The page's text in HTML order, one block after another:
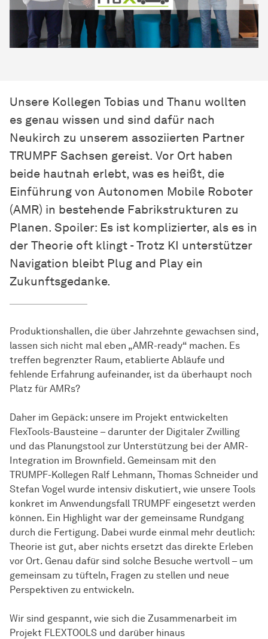
Unsere Kollegen Tobias und Thanu wollten
es genau wissen und sind dafür nach
Neukirch zu unserem assoziierten Partner
TRUMPF Sachsen gereist. Vor Ort haben
beide hautnah erlebt, was es heißt, die
Einführung von Autonomen Mobile Roboter
(AMR) in bestehende Fabrikstrukturen zu
Planen. Spoiler: Es ist komplizierter, als es in
der Theorie oft klingt - Trotz KI unterstützer
Navigation bleibt Plug and Play ein
Zukunftsgedanke.
Produktionshallen, die über Jahrzehnte gewachsen sind,
lassen sich nicht mal eben „AMR-ready“ machen. Es
treffen begrenzter Raum, etablierte Abläufe und
fehlende Erfahrung aufeinander, ist da überhaupt noch
Platz für AMRs?
Daher im Gepäck: unsere im Projekt entwickelten
FlexTools-Bausteine – darunter der Digitaler Zwilling
und das Planungstool zur Unterstützung bei der AMR-
Integration im Brownfield. Gemeinsam mit den
TRUMPF-Kollegen Ralf Lehmann, Thomas Schneider und
Stefan Vogel wurde intensiv diskutiert, wie unsere Tools
konkret im Anwendungsfall TRUMPF eingesetzt werden
können. Ein Highlight war der gemeinsame Rundgang
durch die Fertigung. Dabei wurde einmal mehr deutlich:
Theorie ist gut, aber nichts ersetzt das direkte Erleben
vor Ort. Genau dafür sind solche Besuche wertvoll – um
gemeinsam zu tüfteln, Fragen zu stellen und neue
Perspektiven zu entwickeln.
Wir sind gespannt, wie sich die Zusammenarbeit im
Projekt FLEXTOOLS und darüber hinaus